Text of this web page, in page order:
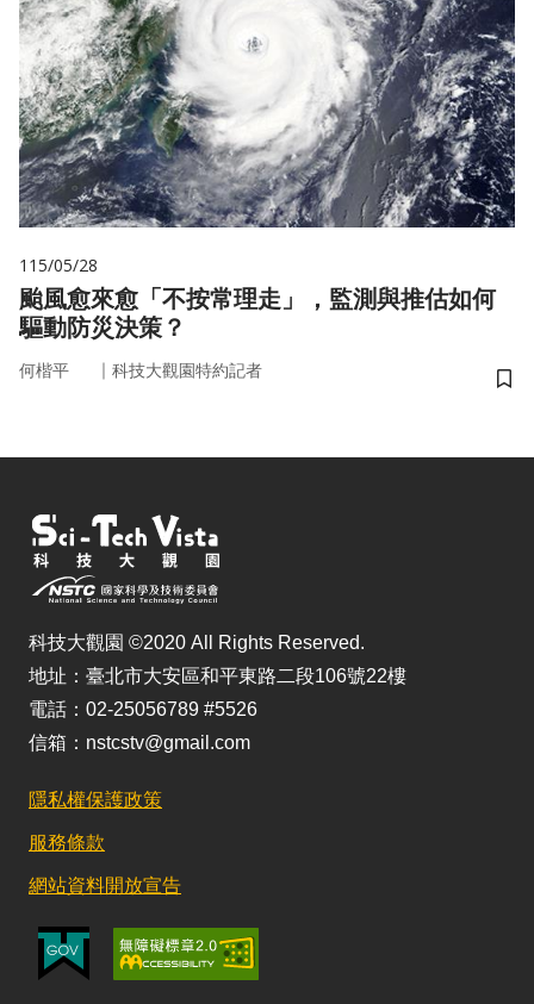
115/05/28
颱風愈來愈「不按常理走」，監測與推估如何
驅動防災決策？
何楷平 ｜ 科技大觀園特約記者
儲
科技大觀園 ©2020 All Rights Reserved.
地址：臺北市大安區和平東路二段106號22樓
電話：02-25056789 #5526
信箱：nstcstv@gmail.com
隱私權保護政策
服務條款
網站資料開放宣告